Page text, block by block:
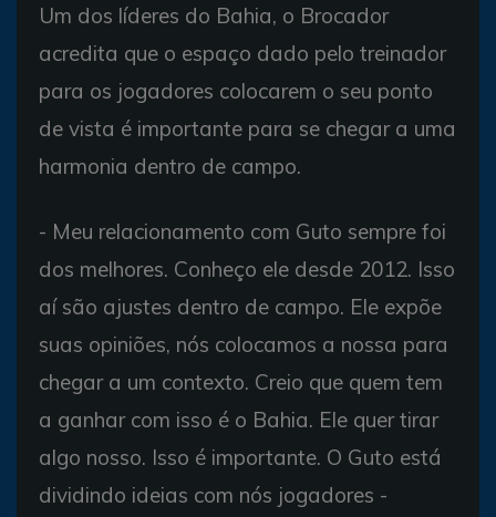
Um dos líderes do Bahia, o Brocador
acredita que o espaço dado pelo treinador
para os jogadores colocarem o seu ponto
de vista é importante para se chegar a uma
harmonia dentro de campo.
- Meu relacionamento com Guto sempre foi
dos melhores. Conheço ele desde 2012. Isso
aí são ajustes dentro de campo. Ele expõe
suas opiniões, nós colocamos a nossa para
chegar a um contexto. Creio que quem tem
a ganhar com isso é o Bahia. Ele quer tirar
algo nosso. Isso é importante. O Guto está
dividindo ideias com nós jogadores -